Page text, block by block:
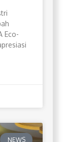
Eco-
NEWS